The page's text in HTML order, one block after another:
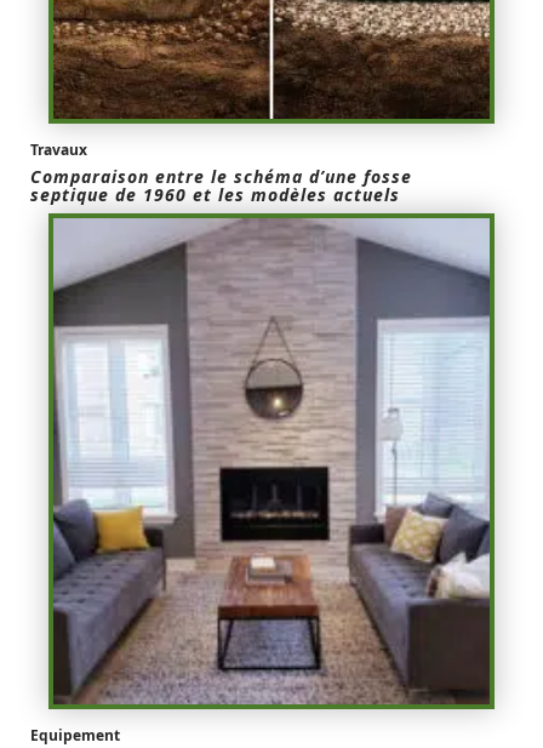
Travaux
Comparaison entre le schéma d’une fosse
septique de 1960 et les modèles actuels
Equipement